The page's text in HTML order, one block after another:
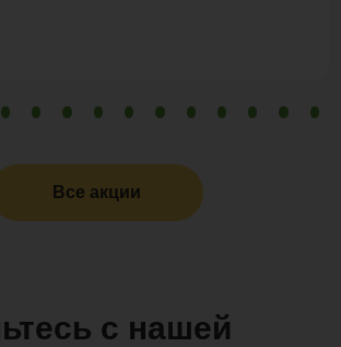
Все акции
с нашей